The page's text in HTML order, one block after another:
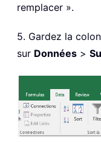
remplacer ».
5. Gardez la
sur Données >